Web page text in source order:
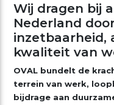
Wij dragen bij
Nederland
inzetbaarheid,
kwaliteit van
OVAL bundelt de
terrein van werk,
bijdrage aan